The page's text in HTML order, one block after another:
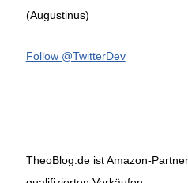
(Augustinus)
Follow @TwitterDev
TheoBlog.de ist Amazon-